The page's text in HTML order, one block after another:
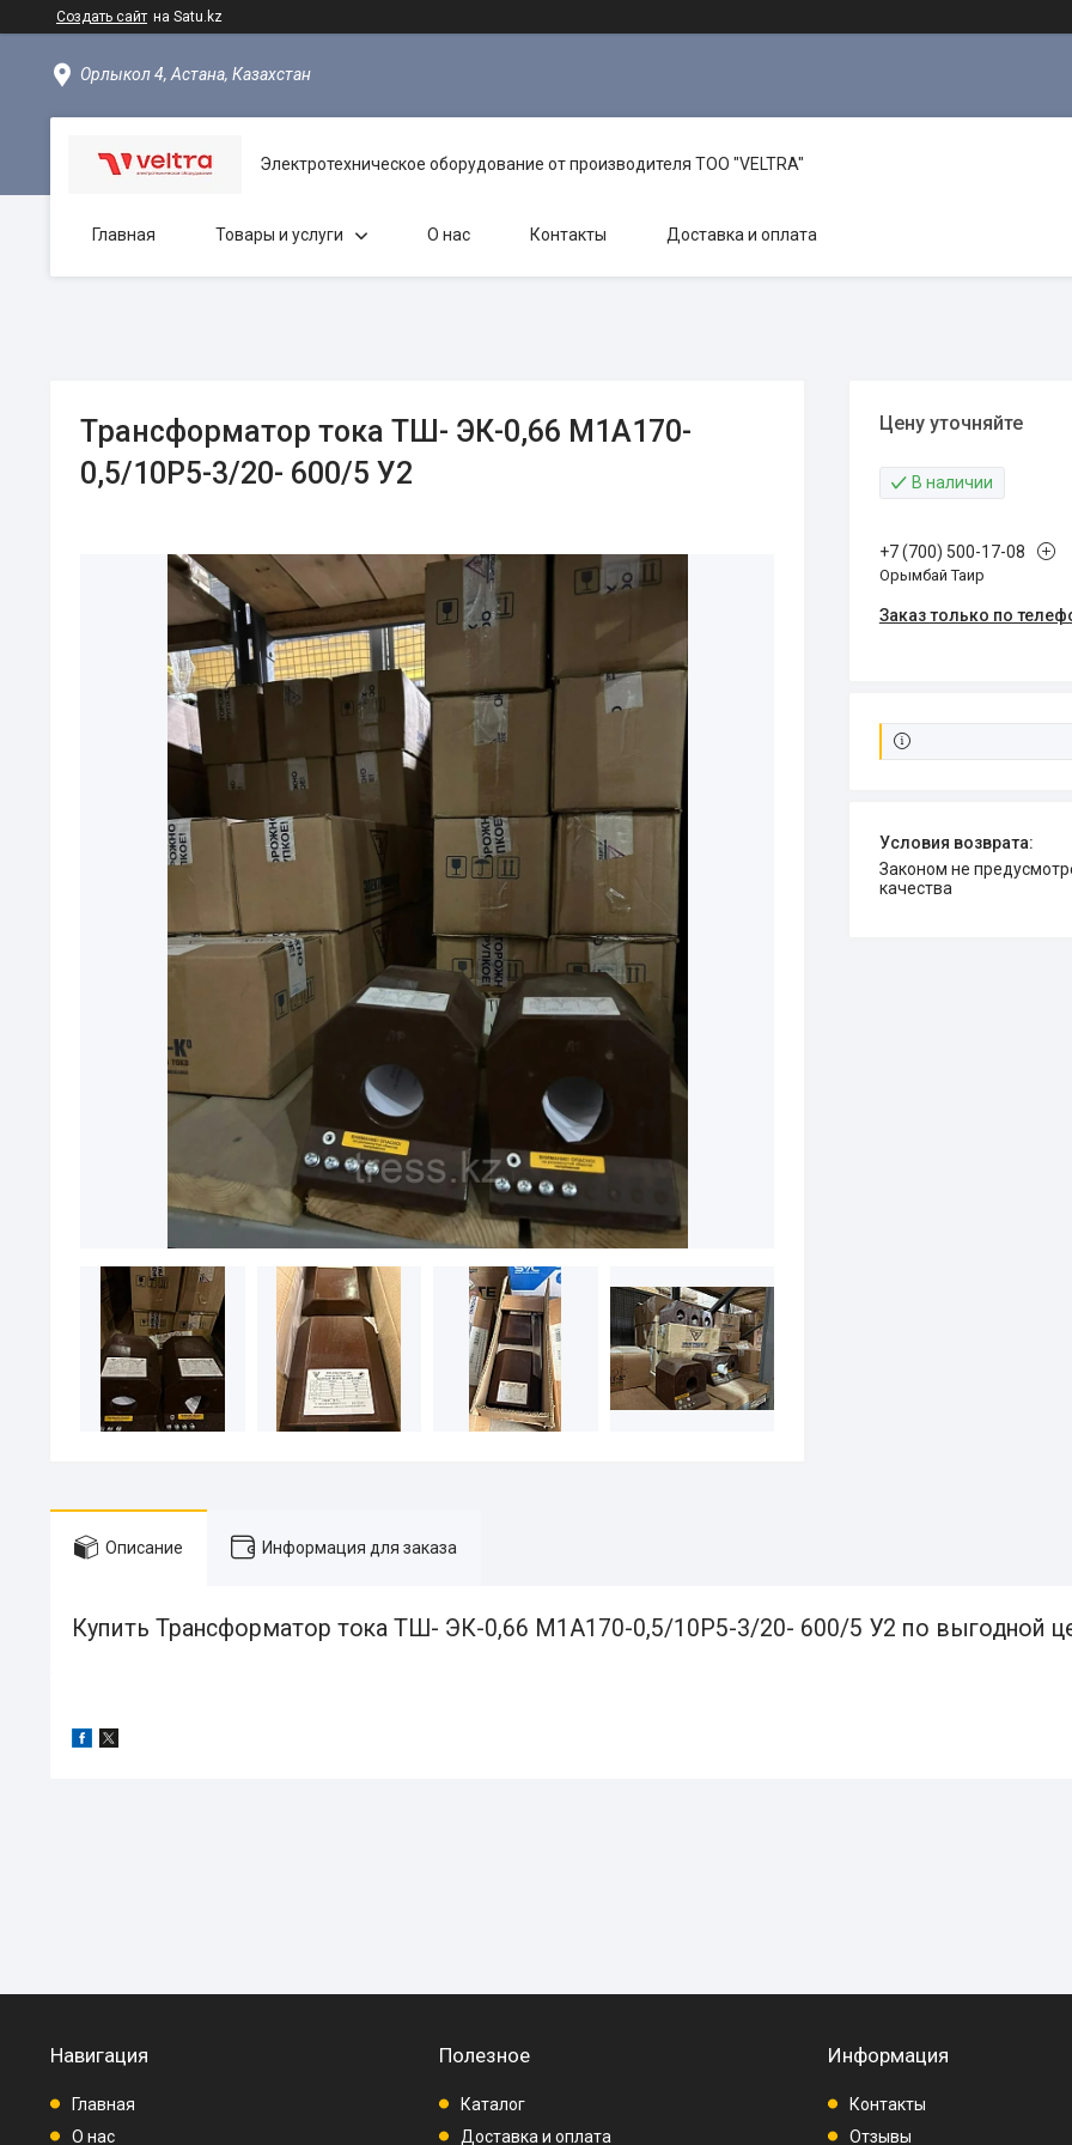
Создать сайт на Satu.kz
Орлыкол 4, Астана, Казахстан
Электротехническое оборудование от производителя TOO "VELTRA"
Главная Товары и услуги О нас Контакты Доставка и оплата
Трансформатор тока ТШ- ЭК-0,66 М1А170-
0,5/10Р5-3/20- 600/5 У2
Цену уточняйте
В наличии
+7 (700) 500-17-08
Орымбай Таир
Заказ только по
Законом не предусмотрен возврат и обмен данного товара надлежащего
качества
Описание Информация для заказа
Купить Трансформатор тока ТШ- ЭК-0,66 М1А170-0,5/10Р5-3/20- 600/5 У2 по выгодной
Навигация
Главная
О нас
Полезное
Каталог
Доставка и оплата
Информация
Контакты
Отзывы